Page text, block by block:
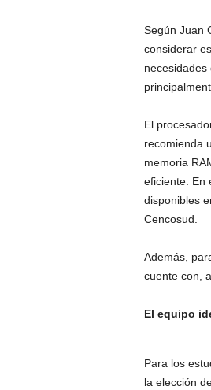
Según Juan
considerar
El
recomienda
memoria
eficiente. En
disponibles
Cencosud.
Además,
cuente con,
El equipo
Para los
la elección